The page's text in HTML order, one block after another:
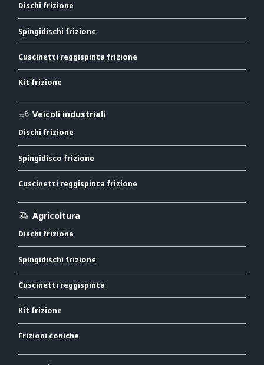
Dischi frizione
Spingidischi frizione
Cuscinetti reggispinta frizione
Kit frizione
Veicoli industriali
Dischi frizione
Spingidisco frizione
Cuscinetti reggispinta frizione
Agricoltura
Dischi frizione
Spingidischi frizione
Cuscinetti reggispinta
Kit frizione
Frizioni coniche